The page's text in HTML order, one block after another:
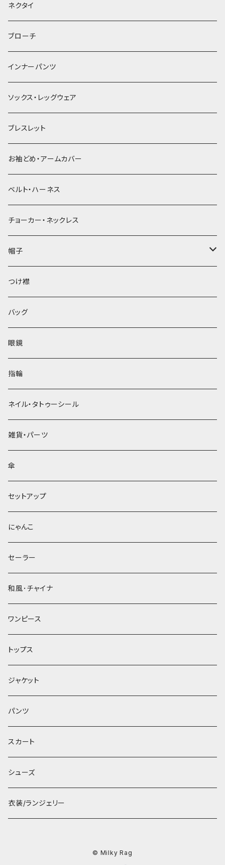
ヘッドドレス・カチューシャ
ヘアゴム
簪
ネクタイ
ブローチ
インナーパンツ
ソックス・レッグウェア
ブレスレット
お袖どめ・アームカバー
ベルト・ハーネス
チョーカー・ネックレス
帽子
ベレー帽
つけ襟
バッグ
眼鏡
指輪
ネイル・タトゥーシール
雑貨・パーツ
傘
セットアップ
にゃんこ
セーラー
和風･チャイナ
ワンピース
トップス
ジャケット
パンツ
スカート
シューズ
衣装/ランジェリー
© Milky Rag